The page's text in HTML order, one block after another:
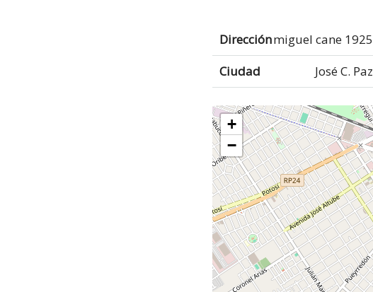
Direcciónmiguel cane 1925
Ciudad
José C. Paz
+
−